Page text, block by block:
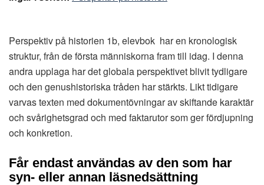
Perspektiv på historien 1b, elevbok har en kronologisk
struktur, från de första människorna fram till idag. I denna
andra upplaga har det globala perspektivet blivit tydligare
och den genushistoriska tråden har stärkts. Likt tidigare
varvas texten med dokumentövningar av skiftande karaktär
och svårighetsgrad och med faktarutor som ger fördjupning
och konkretion.
Får endast användas av den som har
syn- eller annan läsnedsättning